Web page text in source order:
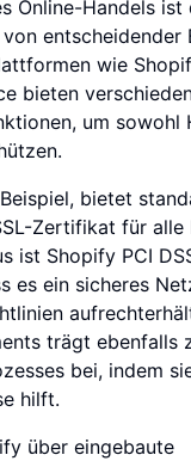
Online-Handels ist
entscheidender
wie
bieten
um sowohl
bietet
Zertifikat für alle
ist Shopify PCI
es ein sicheres
trägt ebenfalls
bei, indem
hilft.
über eingebaute